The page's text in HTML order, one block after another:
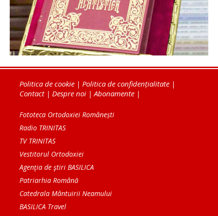
Politica de cookie | Politica de confidențialitate |
Contact| Despre noi |Abonamente |
Fototeca Ortodoxiei Românești
Radio TRINITAS
TV TRINITAS
Vestitorul Ortodoxiei
Agenţia de ştiri BASILICA
Patriarhia Română
Catedrala Mântuirii Neamului
BASILICA Travel